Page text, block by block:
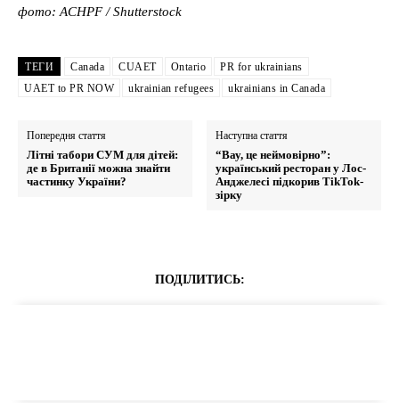
фото: ACHPF / Shutterstock
ТЕГИ Canada CUAET Ontario
PR for ukrainians
UAET to PR NOW
ukrainian refugees ukrainians in Canada
Попередня стаття
Літні табори СУМ для дітей:
де в Британії можна знайти
частинку України?
Наступна стаття
“Вау, це неймовірно”:
український ресторан у Лос-
Анджелесі підкорив TikTok-
зірку
ПОДІЛИТИСЬ: